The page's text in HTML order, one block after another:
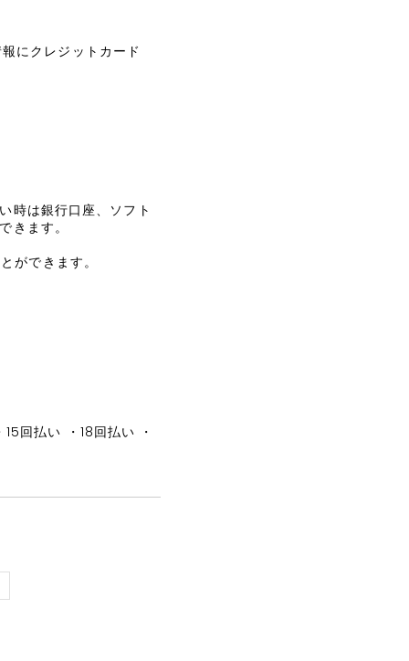
にクレジットカード
時は銀行口座、ソフト
ます。
ができます。
回払い ・18回払い ・